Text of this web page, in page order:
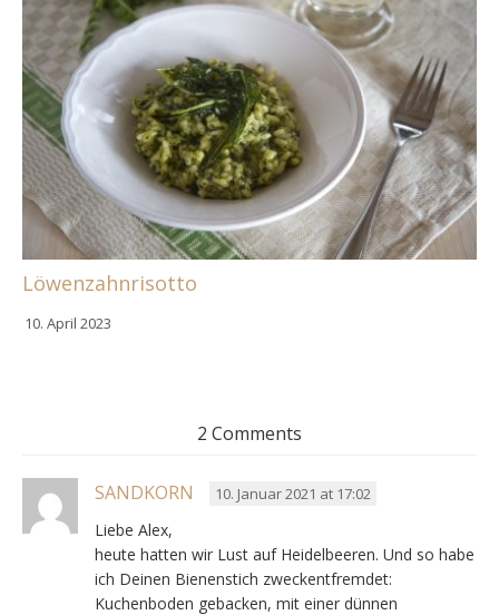
Löwenzahnrisotto
10. April 2023
2 Comments
SANDKORN 10. Januar 2021 at 17:02
Liebe Alex,
heute hatten wir Lust auf Heidelbeeren. Und so habe
ich Deinen Bienenstich zweckentfremdet:
Kuchenboden gebacken, mit einer dünnen